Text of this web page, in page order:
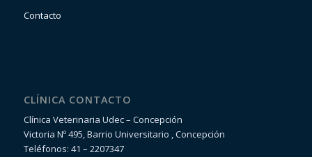
Contacto
CLÍNICA CONTACTO
Clínica Veterinaria Udec – Concepción
Victoria Nº 495, Barrio Universitario , Concepción
Teléfonos: 41 – 2207347